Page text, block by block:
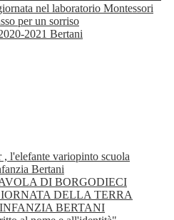
nel laboratorio Montessori
per un sorriso
2021 Bertani
, l'elefante variopinto scuola
Bertani
DI BORGODIECI
DELLA TERRA
BERTANI